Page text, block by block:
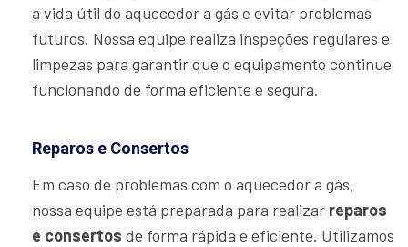
a vida útil do aquecedor a gás e evitar problemas
futuros. Nossa equipe realiza inspeções regulares e
limpezas para garantir que o equipamento continue
funcionando de forma eficiente e segura.
Reparos e Consertos
Em caso de problemas com o aquecedor a gás,
nossa equipe está preparada para realizar reparos
e consertos de forma rápida e eficiente. Utilizamos